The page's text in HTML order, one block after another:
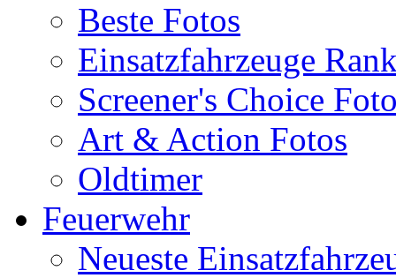
Beste Fotos
Einsatzfahrzeuge
Screener's Choice
Art & Action Fotos
Oldtimer
Feuerwehr
Neueste